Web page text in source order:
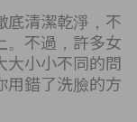
底清潔乾淨，不
。不過，許多女
大小小不同的問
用錯了洗臉的方